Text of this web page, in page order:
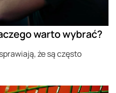
warto wybrać?
że są często